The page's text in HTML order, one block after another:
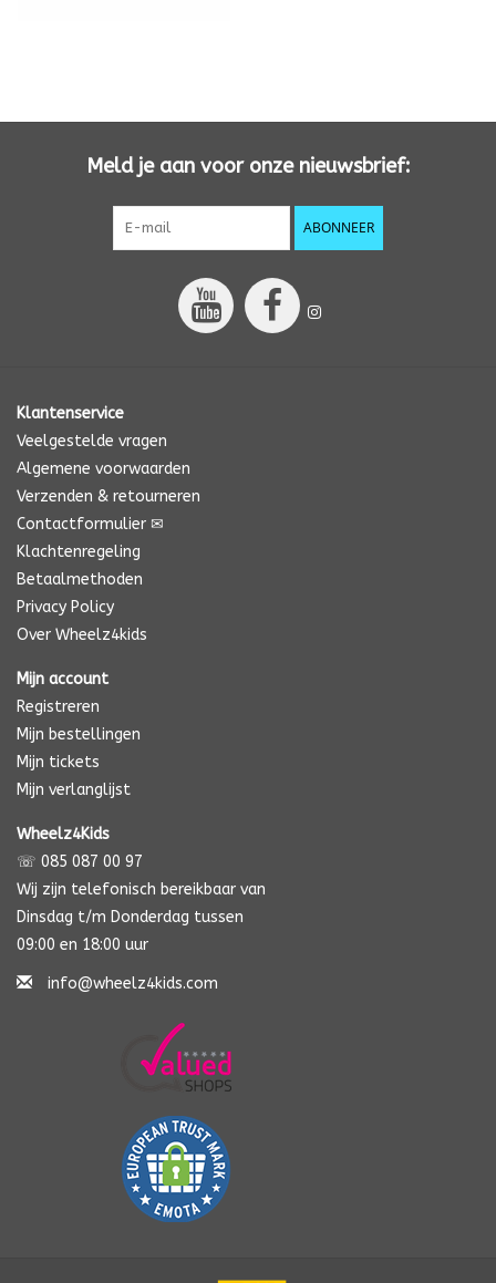
Meld je aan voor onze nieuwsbrief:
ABONNEER
Klantenservice
Veelgestelde vragen
Algemene voorwaarden
Verzenden & retourneren
Contactformulier ✉
Klachtenregeling
Betaalmethoden
Privacy Policy
Over Wheelz4kids
Mijn account
Registreren
Mijn bestellingen
Mijn tickets
Mijn verlanglijst
Wheelz4Kids
☏ 085 087 00 97
Wij zijn telefonisch bereikbaar van
Dinsdag t/m Donderdag tussen
09:00 en 18:00 uur
info@wheelz4kids.com